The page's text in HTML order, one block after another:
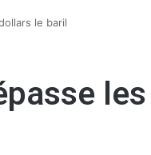
le baril